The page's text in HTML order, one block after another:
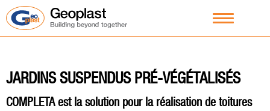
JARDINS SUSPENDUS PRÉ-VÉGÉTALISÉS
COMPLETA est la solution pour la réalisation de toitures